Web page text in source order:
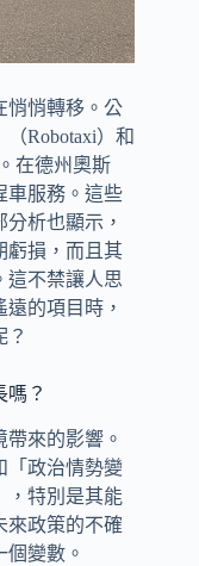
悄悄轉移。公
（Robotaxi）和
在德州奧斯
車服務。這些
析也顯示，
虧損，而且其
這不禁讓人思
的項目時，
？
嗎？
來的影響。
「政治情勢變
，特別是其能
來政策的不確
變數。